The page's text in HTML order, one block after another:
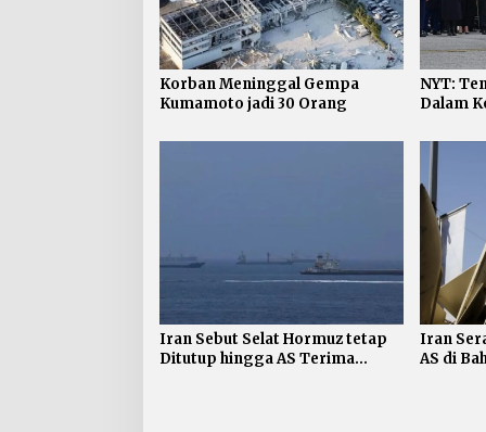
Korban Meninggal Gempa
Kumamoto jadi 30 Orang
NYT:
Dalam
Iran Sebut Selat Hormuz tetap
Ditutup hingga AS Terima
Iran
AS di